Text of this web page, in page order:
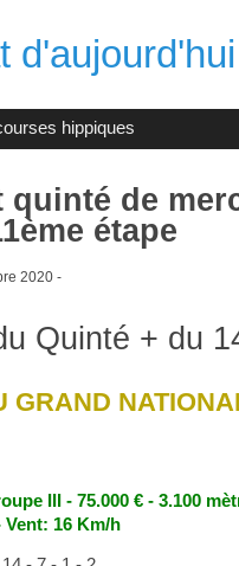
hippiques
quinté de
étape
2020-
Quinté + du
GRAND
III - 75.000 € - 3.100
Vent: 16 Km/h